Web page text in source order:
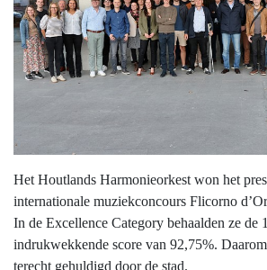
Het Houtlands Harmonieorkest won het
internationale muziekconcours Flicorno
In de Excellence Category behaalden ze de
indrukwekkende score van 92,75%.
terecht gehuldigd door de stad.